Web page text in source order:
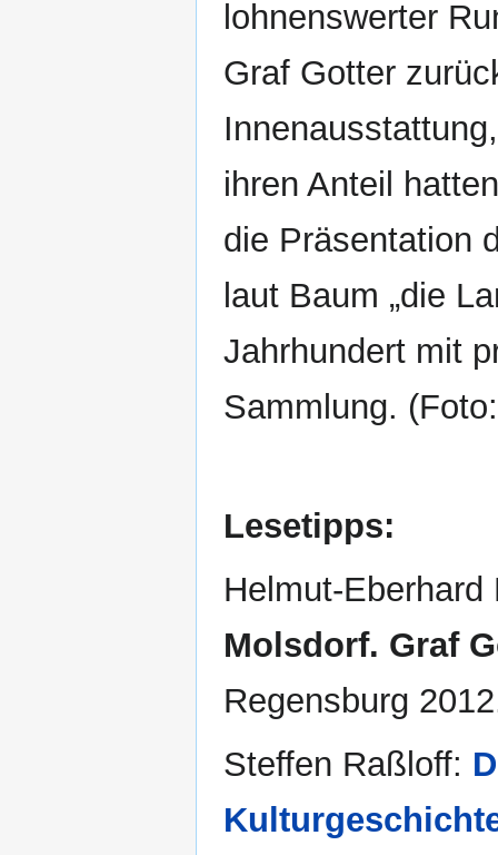
lohnenswerter
Graf Gotter
ihren Anteil
die Präsentation
laut Baum „die
Jahrhundert mit
Sammlung.
Lesetipps:
Helmut-
Molsdorf. Graf
Regensburg
Steffen Raßloff: